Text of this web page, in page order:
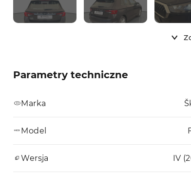
Parametry techniczne
Marka
Model
Wersja IV